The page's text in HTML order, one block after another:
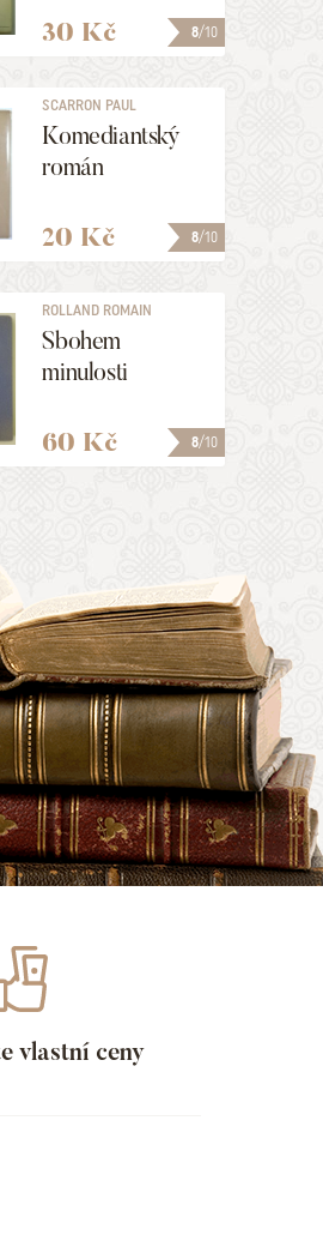
8/10
30 Kč
8/10
SCARRON PAUL
Komediantský
román
20 Kč
8/10
ROLLAND ROMAIN
Sbohem
minulosti
60 Kč
vlastní ceny